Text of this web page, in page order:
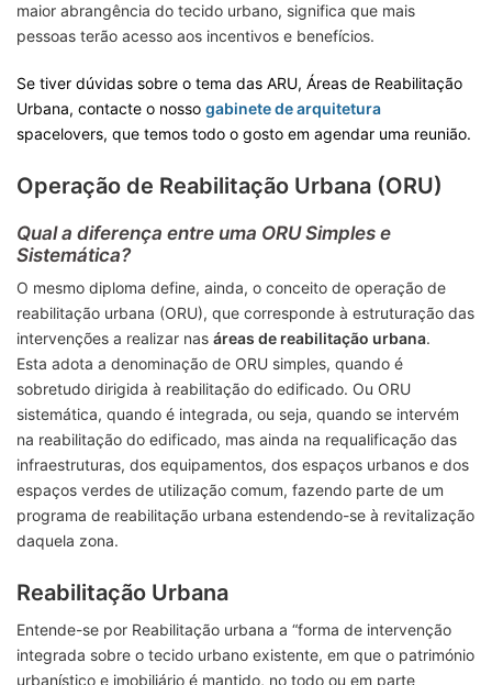
maior abrangência do tecido urbano, significa que mais
pessoas terão acesso aos incentivos e benefícios.
Se tiver dúvidas sobre o tema das ARU, Áreas de Reabilitação
Urbana, contacte o nosso gabinete de arquitetura
spacelovers, que temos todo o gosto em agendar uma reunião.
Operação de Reabilitação Urbana (ORU)
Qual a diferença entre uma ORU Simples e
Sistemática?
O mesmo diploma define, ainda, o conceito de operação de
reabilitação urbana (ORU), que corresponde à estruturação das
intervenções a realizar nas áreas de reabilitação urbana.
Esta adota a denominação de ORU simples, quando é
sobretudo dirigida à reabilitação do edificado. Ou ORU
sistemática, quando é integrada, ou seja, quando se intervém
na reabilitação do edificado, mas ainda na requalificação das
infraestruturas, dos equipamentos, dos espaços urbanos e dos
espaços verdes de utilização comum, fazendo parte de um
programa de reabilitação urbana estendendo-se à revitalização
daquela zona.
Reabilitação Urbana
Entende-se por Reabilitação urbana a “forma de intervenção
integrada sobre o tecido urbano existente, em que o património
urbanístico e imobiliário é mantido, no todo ou em parte